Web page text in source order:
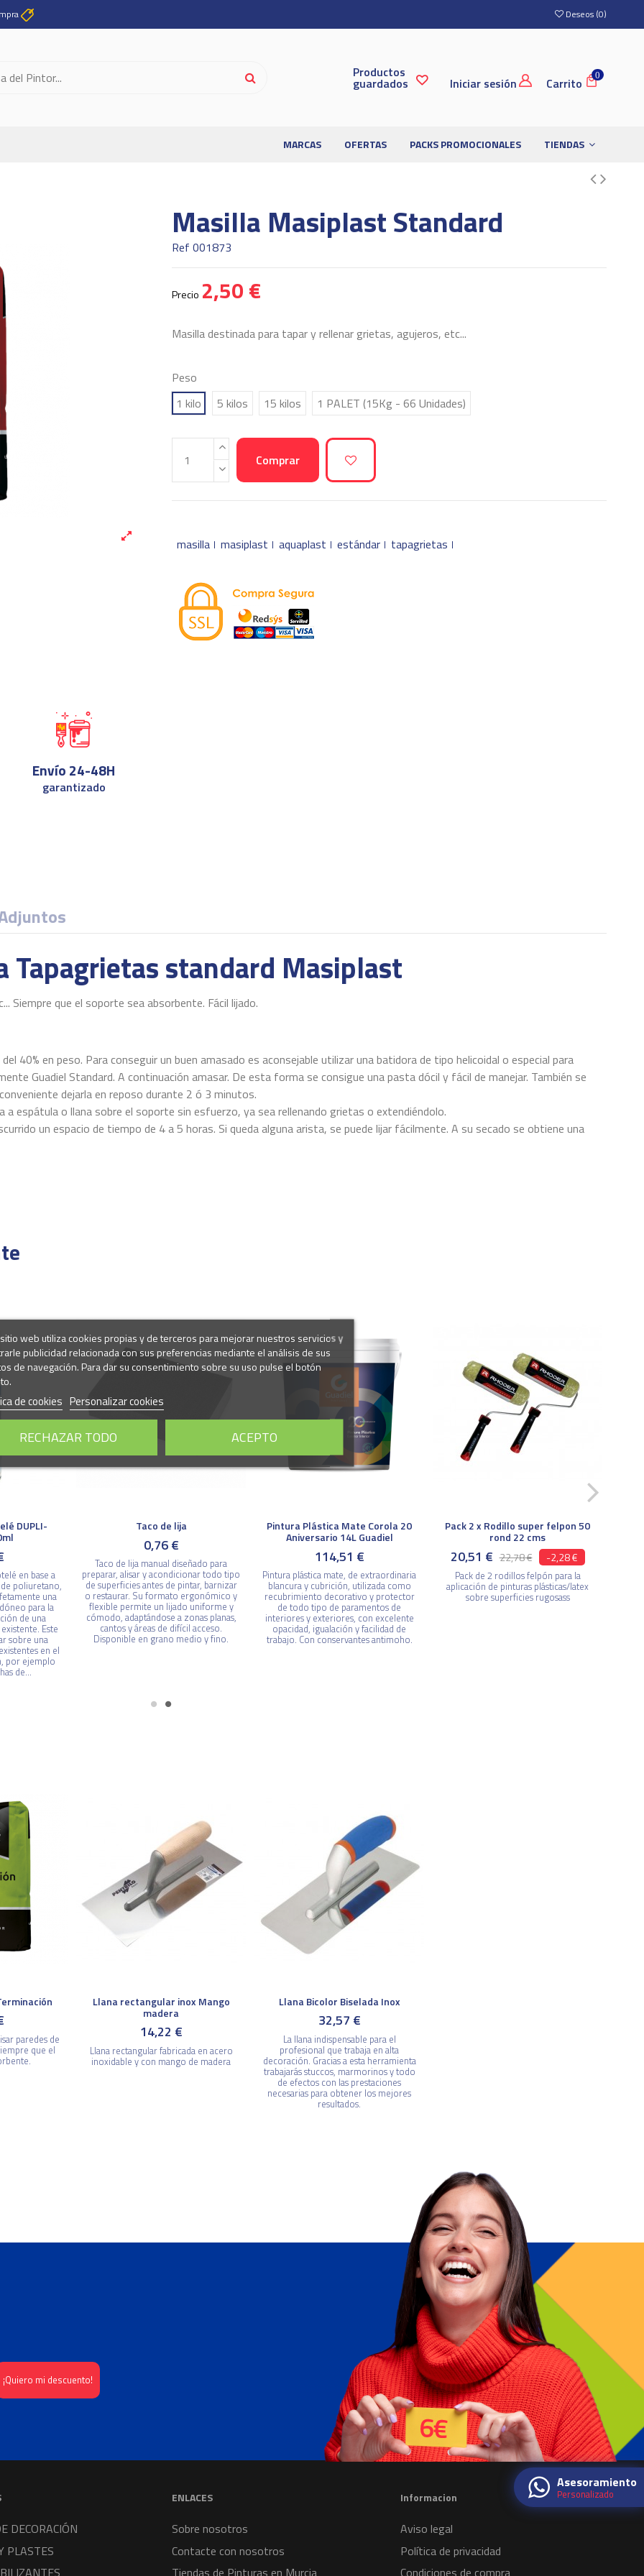
Deseos (0)
Productos
guardados Iniciar sesión 0
Carrito
MARCAS OFERTAS PACKS PROMOCIONALES TIENDAS
Masilla Masiplast Standard
Ref 001873
Precio 2,50 €
Masilla destinada para tapar y rellenar grietas, agujeros, etc...
Peso
1 kilo
5 kilos 15 kilos 1 PALET (15Kg - 66 Unidades)
Comprar
masilla masiplast aquaplast estándar tapagrietas
Envío 24-48H
garantizado
Tapagrietas standard Masiplast
Siempre que el soporte sea absorbente. Fácil lijado.
40% en peso. Para conseguir un buen amasado es aconsejable utilizar una batidora de tipo helicoidal o especial para
Guadiel Standard. A continuación amasar. De esta forma se consigue una pasta dócil y fácil de manejar. También se
dejarla en reposo durante 2 ó 3 minutos.
espátula o llana sobre el soporte sin esfuerzo, ya sea rellenando grietas o extendiéndolo.
un espacio de tiempo de 4 a 5 horas. Si queda alguna arista, se puede lijar fácilmente. A su secado se obtiene una
DUPLI-
en base a
poliuretano,
una
para la
de una
Este
sobre una
en el
por ejemplo
de...
Taco de lija
0,76 €
Taco de lija manual diseñado para
preparar, alisar y acondicionar todo tipo
de superficies antes de pintar, barnizar
o restaurar. Su formato ergonómico y
flexible permite un lijado uniforme y
cómodo, adaptándose a zonas planas,
cantos y áreas de difícil acceso.
Disponible en grano medio y fino.
Pintura Plástica Mate Corola 20
Aniversario 14L Guadiel
114,51 €
Pintura plástica mate, de extraordinaria
blancura y cubrición, utilizada como
recubrimiento decorativo y protector
de todo tipo de paramentos de
interiores y exteriores, con excelente
opacidad, igualación y facilidad de
trabajo. Con conservantes antimoho.
Pack 2 x Rodillo super felpon 50
rond 22 cms
20,51 € 22,78 € -2,28 €
Pack de 2 rodillos felpón para la
aplicación de pinturas plásticas/latex
sobre superficies rugosass
paredes de
que el
Llana rectangular inox Mango
madera
14,22 €
Llana rectangular fabricada en acero
inoxidable y con mango de madera
Llana Bicolor Biselada Inox
32,57 €
La llana indispensable para el
profesional que trabaja en alta
decoración. Gracias a esta herramienta
trabajarás stuccos, marmorinos y todo
de efectos con las prestaciones
necesarias para obtener los mejores
resultados.
DECORACIÓN
PLASTES
ENLACES
Sobre nosotros
Contacte con nosotros
Tiendas de Pinturas en Murcia
Informacion
Aviso legal
Política de privacidad
Condiciones de compra
web utiliza cookies propias y de terceros para mejorar nuestros servicios y
publicidad relacionada con sus preferencias mediante el análisis de sus
de navegación. Para dar su consentimiento sobre su uso pulse el botón
de cookies Personalizar cookies
RECHAZAR TODO ACEPTO
Asesoramiento
Personalizado